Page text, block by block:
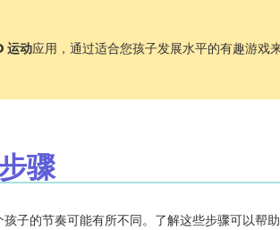
运动应用，通过适合您孩子发展水平的有趣游戏
骤
子的节奏可能有所不同。了解这些步骤可以帮